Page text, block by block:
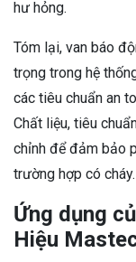
hư hỏng.
Tóm lại, van báo
trọng trong hệ
các tiêu chuẩn an
Chất liệu, tiêu
chỉnh để đảm bảo
trường hợp có cháy.
Ứng dụng
Hiệu